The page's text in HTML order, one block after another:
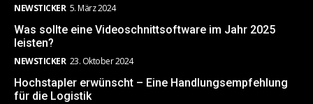
NEWSTICKER 5. März 2024
Was sollte eine Videoschnittsoftware im Jahr 2025
leisten?
NEWSTICKER 23. Oktober 2024
Hochstapler erwünscht – Eine Handlungsempfehlung
für die Logistik